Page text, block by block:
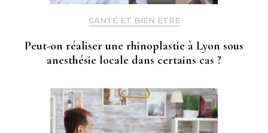
SANTÉ ET BIEN ETRE
Peut-on réaliser une rhinoplastie à Lyon sous
anesthésie locale dans certains cas ?